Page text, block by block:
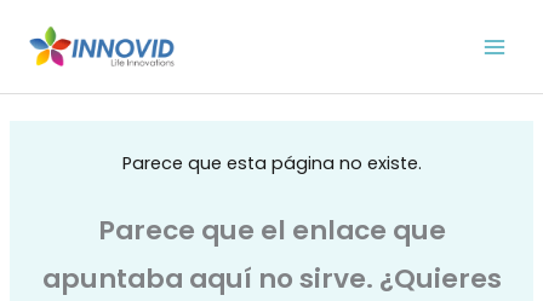
Parece que esta página no existe.
Parece que el enlace que
apuntaba aquí no sirve. ¿Quieres